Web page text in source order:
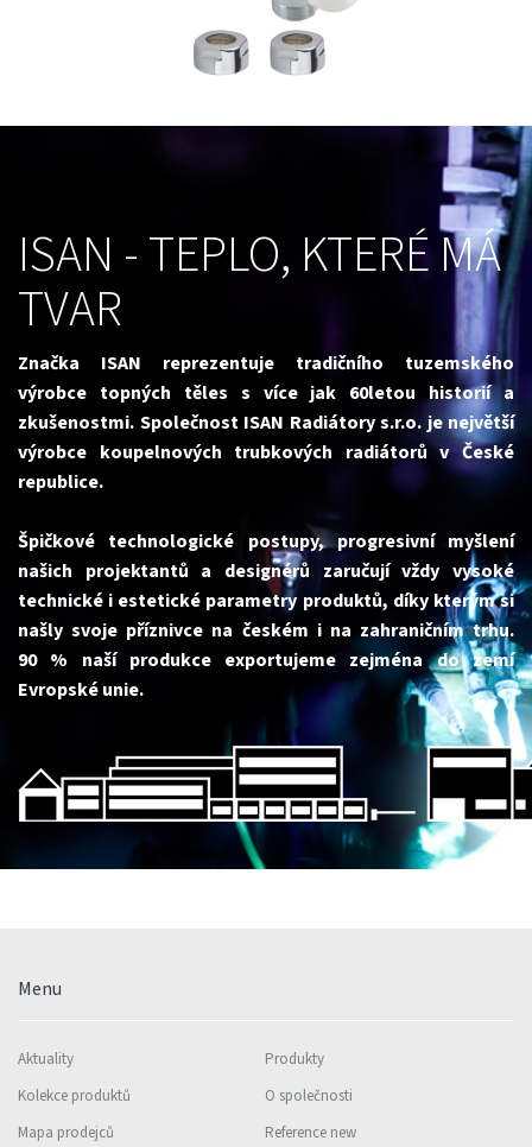
ISAN - TEPLO, KTERÉ MÁ
TVAR
Značka ISAN reprezentuje tradičního tuzemského
výrobce topných těles s více jak 60letou historií a
zkušenostmi. Společnost ISAN Radiátory s.r.o. je největší
výrobce koupelnových trubkových radiátorů v České
republice.
Špičkové technologické postupy, progresivní myšlení
našich projektantů a designérů zaručují vždy vysoké
technické i estetické parametry produktů, díky kterým si
našly svoje příznivce na českém i na zahraničním trhu.
90 % naší produkce exportujeme zejména do zemí
Evropské unie.
Menu
Aktuality
Produkty
Kolekce produktů
O společnosti
Mapa prodejců
Reference new